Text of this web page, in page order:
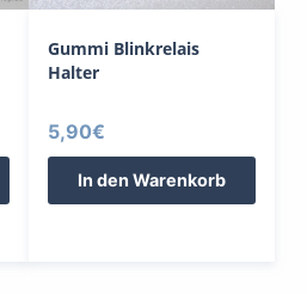
Gummi Blinkrelais
Halter
5,90€
In den Warenkorb